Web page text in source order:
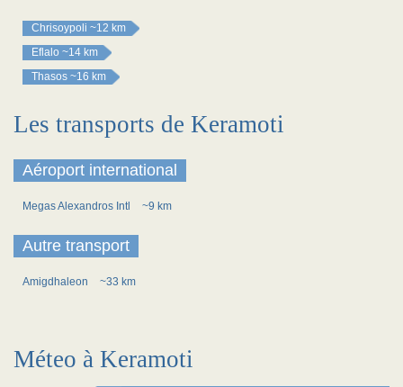
Chrisoypoli ~12 km
Eflalo ~14 km
Thasos ~16 km
Les transports de Keramoti
Aéroport international
Megas Alexandros Intl ~9 km
Autre transport
Amigdhaleon ~33 km
Méteo à Keramoti